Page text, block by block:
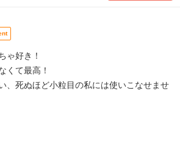
ゃ好き！
くて最高！
、死ぬほど小粒目の私には使いこなせませ